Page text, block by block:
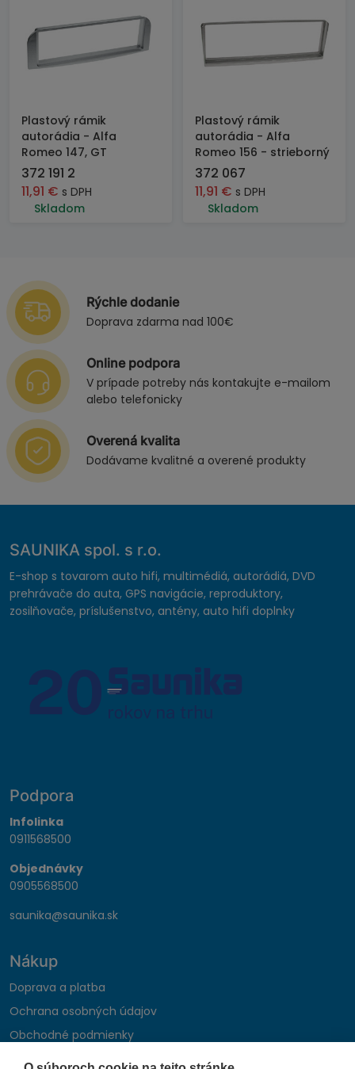
Plastový rámik
autorádia - Alfa
Romeo 147, GT
372 191 2
11,91 € s DPH
Skladom
Plastový rámik
autorádia - Alfa
Romeo 156 - strieborný
372 067
11,91 € s DPH
Skladom
Rýchle dodanie
Doprava zdarma nad 100€
Online podpora
V prípade potreby nás kontakujte e-mailom
alebo telefonicky
Overená kvalita
Dodávame kvalitné a overené produkty
SAUNIKA spol. s r.o.
E-shop s tovarom auto hifi, multimédiá, autorádiá, DVD
prehrávače do auta, GPS navigácie, reproduktory,
zosilňovače, príslušenstvo, antény, auto hifi doplnky
Podpora
Infolinka
0911568500
Objednávky
0905568500
saunika@saunika.sk
Nákup
Doprava a platba
Ochrana osobných údajov
Obchodné podmienky
Reklamačný poriadok